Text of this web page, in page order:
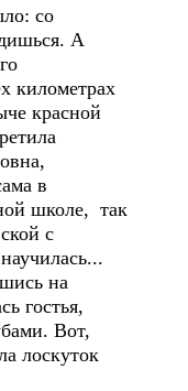
со
А
километрах
красной
в
школе, так
с
на
гостья,
Вот,
лоскуток